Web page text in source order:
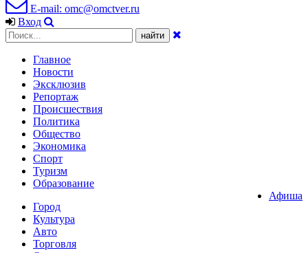
E-mail: omc@omctver.ru
Вход
Главное
Новости
Эксклюзив
Репортаж
Происшествия
Политика
Общество
Экономика
Спорт
Туризм
Образование
Афиша
Город
Культура
Авто
Торговля